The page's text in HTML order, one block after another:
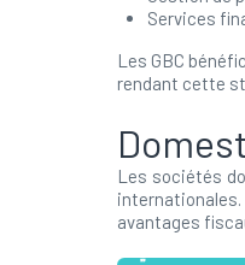
Services
Les GBC
rendant cette
Les sociétés
internationales.
avantages